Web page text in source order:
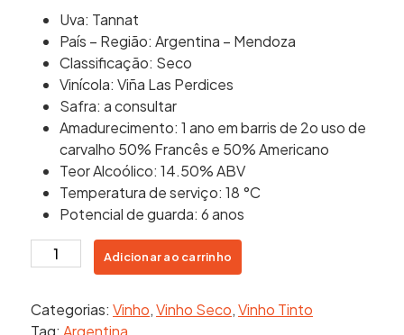
Uva: Tannat
País – Região: Argentina – Mendoza
Classificação: Seco
Vinícola: Viña Las Perdices
Safra: a consultar
Amadurecimento: 1 ano em barris de 2o uso de
carvalho 50% Francês e 50% Americano
Teor Alcoólico: 14.50% ABV
Temperatura de serviço: 18 °C
Potencial de guarda: 6 anos
Chac
Chac
Tannat
Adicionar ao carrinho
Categorias: Vinho,Vinho Seco,Vinho Tinto
Tag: Argentina